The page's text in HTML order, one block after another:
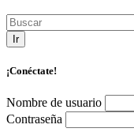
Ir
¡Conéctate!
Nombre de usuario
Contraseña